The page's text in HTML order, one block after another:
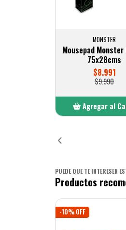
MONSTER
Mousepad Monster
75x28cms
$8.991
$9.990
Agregar al
PUEDE QUE TE INTERESEN
Productos
-10% OFF